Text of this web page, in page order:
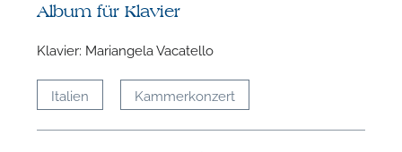
Album für Klavier
Klavier: Mariangela Vacatello
Italien Kammerkonzert